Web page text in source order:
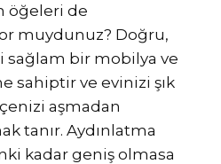
öğeleri de
muydunuz? Doğru,
sağlam bir mobilya ve
sahiptir ve evinizi şık
aşmadan
tanır. Aydınlatma
kadar geniş olmasa